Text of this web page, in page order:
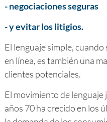
- negociaciones seguras
- y evitar los litigios.
El lenguaje simple,
en línea, es también una
clientes potenciales.
El movimiento de
años 70 ha crecido en los